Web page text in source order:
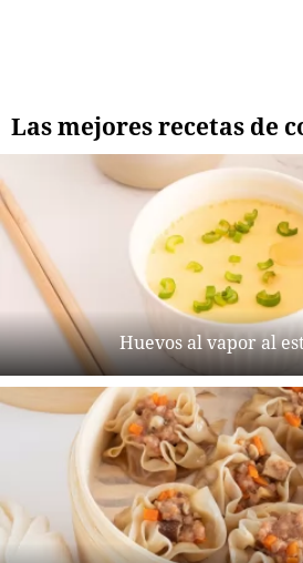
Las mejores recetas de
Huevos al vapor al